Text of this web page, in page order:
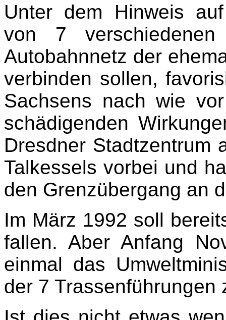
Unter dem Hinweis
von 7
Autobahnnetz der
verbinden sollen,
Sachsens nach wie
schädigenden
Dresdner Stadtzentrum
Talkessels vorbei und
den Grenzübergang an
Im März 1992 soll
fallen. Aber Anfang
einmal das
der 7 Trassenführungen